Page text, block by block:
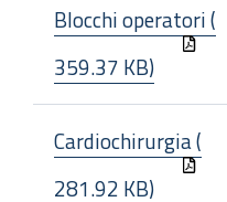
Blocchi operatori (
359.37 KB)
Cardiochirurgia (
281.92 KB)